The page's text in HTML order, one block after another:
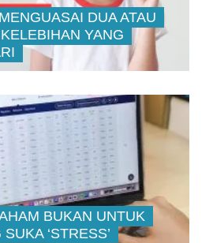
DUA ATAU
YANG
BUKAN UNTUK
‘STRESS’